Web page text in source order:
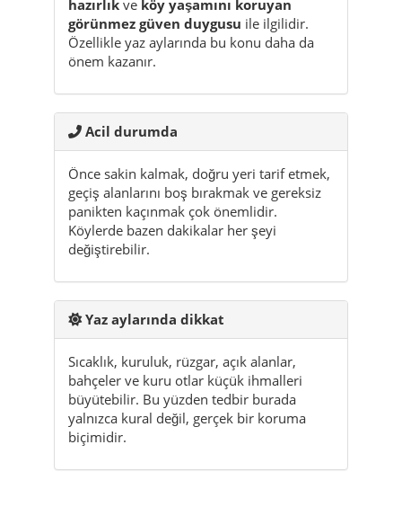
Acil durumda
geçiş alanlarını boş bırakmak ve gereksiz
panikten kaçınmak çok önemlidir.
Köylerde bazen dakikalar her şeyi
değiştirebilir.
Yaz aylarında dikkat
bahçeler ve kuru otlar küçük ihmalleri
büyütebilir. Bu yüzden tedbir burada
yalnızca kural değil, gerçek bir koruma
biçimidir.